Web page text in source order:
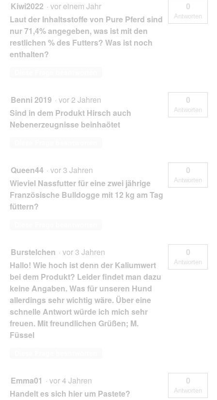
Kiwi2022 · vor einem Jahr
Laut der Inhaltsstoffe von Pure Pferd sind
nur 71,4% angegeben, was ist mit den
restlichen % des Futters? Was ist noch
enthalten?
0
Antworten
Benni 2019 · vor 2 Jahren
Sind in dem Produkt Hirsch auch
Nebenerzeugnisse beinhaötet
0
Antworten
Queen44 · vor 3 Jahren
Wieviel Nassfutter für eine zwei jährige
Französische Bulldogge mit 12 kg am Tag
füttern?
0
Antworten
Burstelchen · vor 3 Jahren
Hallo! Wie hoch ist denn der Kaliumwert
bei dem Produkt? Leider findet man dazu
keine Angaben. Was für unseren Hund
allerdings sehr wichtig wäre. Über eine
schnelle Antwort würde ich mich sehr
freuen. Mit freundlichen Grüßen; M.
Füssel
0
Antworten
Emma01 · vor 4 Jahren
Handelt es sich hier um Pastete?
0
Antworten